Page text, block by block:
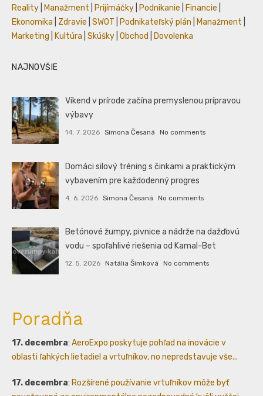
Reality Manažment Prijímáčky Podnikanie Financie
Ekonomika
Zdravie SWOT Podnikateľský plán Manažment
Marketing Kultúra Skúšky Obchod Dovolenka
NAJNOVŠIE
Víkend v prírode začína premyslenou prípravou
výbavy
14. 7. 2026 Simona Česaná No comments
Domáci silový tréning s činkami a praktickým
vybavením pre každodenný progres
4. 6. 2026 Simona Česaná No comments
Betónové žumpy, pivnice a nádrže na dažďovú
vodu – spoľahlivé riešenia od Kamal-Bet
12. 5. 2026 Natália Šimková No comments
Poradňa
17. decembra: AeroExpo poskytuje pohľad na inovácie v
oblasti ľahkých lietadiel a vrtuľníkov, no nepredstavuje vše...
17. decembra: Rozšírené používanie vrtuľníkov môže byť